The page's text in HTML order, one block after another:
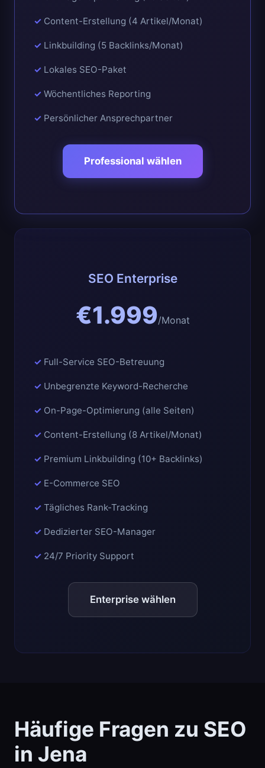
Content-Erstellung (4 Artikel/Monat)
Linkbuilding (5 Backlinks/Monat)
Lokales SEO-Paket
Wöchentliches Reporting
Persönlicher Ansprechpartner
Professional wählen
SEO Enterprise
€1.999/Monat
Full-Service SEO-Betreuung
Unbegrenzte Keyword-Recherche
On-Page-Optimierung (alle Seiten)
Content-Erstellung (8 Artikel/Monat)
Premium Linkbuilding (10+ Backlinks)
E-Commerce SEO
Tägliches Rank-Tracking
Dedizierter SEO-Manager
24/7 Priority Support
Enterprise wählen
Häufige Fragen zu SEO
in Jena